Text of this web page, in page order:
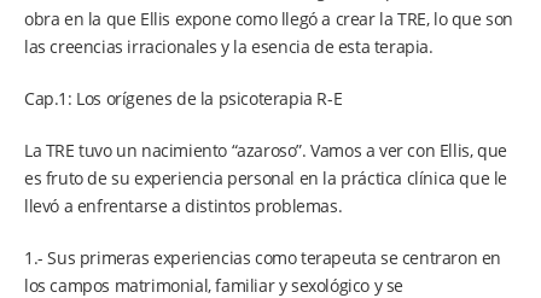
obra en la que Ellis expone como llegó a crear la TRE, lo que son
las creencias irracionales y la esencia de esta terapia.
Cap.1: Los orígenes de la psicoterapia R-E
La TRE tuvo un nacimiento “azaroso”. Vamos a ver con Ellis, que
es fruto de su experiencia personal en la práctica clínica que le
llevó a enfrentarse a distintos problemas.
1.- Sus primeras experiencias como terapeuta se centraron en
los campos matrimonial, familiar y sexológico y se